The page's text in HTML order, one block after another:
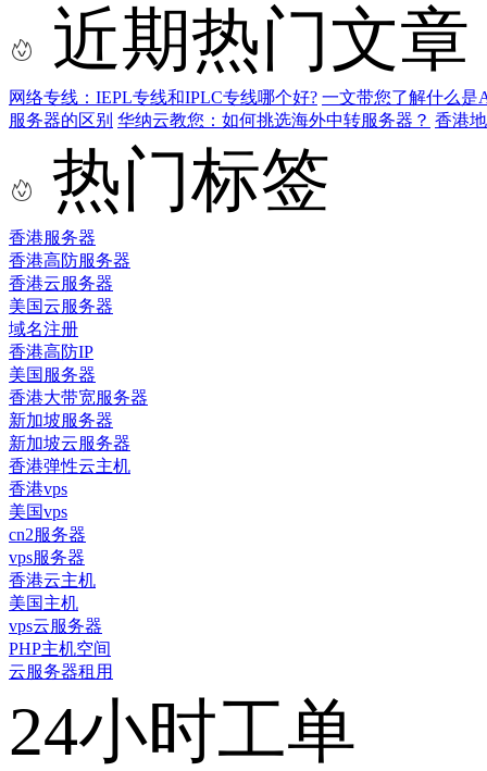
近期热门文章
网络专线：IEPL专线和IPLC专线哪个好? 一文带您了解什么是
服务器的区别 华纳云教您：如何挑选海外中转服务器？ 香港
热门标签
香港服务器
香港高防服务器
香港云服务器
美国云服务器
域名注册
香港高防IP
美国服务器
香港大带宽服务器
新加坡服务器
新加坡云服务器
香港弹性云主机
香港vps
美国vps
cn2服务器
vps服务器
香港云主机
美国主机
vps云服务器
PHP主机空间
云服务器租用
24小时工单